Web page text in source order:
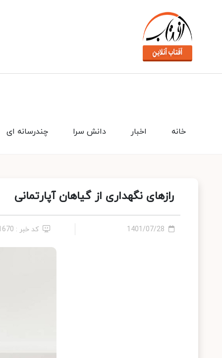
چندرسانه ای دانش سرا اخبار خانه
رازهای نگهداری از گیاهان آپارتمانی
1401/07/28 کد خبر : 21670